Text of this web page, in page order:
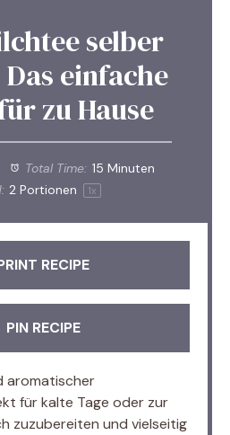
selber
einfache
zu Hause
Total Time: 15 Minuten
2 Portionen 1x
RECIPE
PIN RECIPE
aromatischer
für kalte Tage oder zur
zuzubereiten und vielseitig